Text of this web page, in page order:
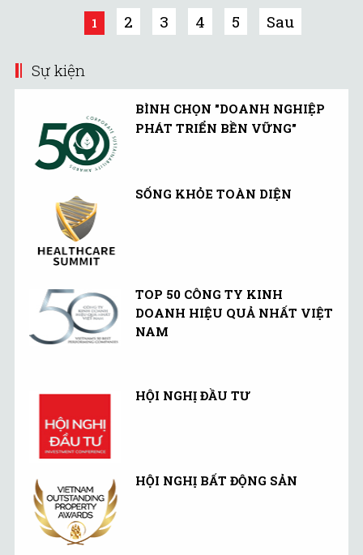
sau 3 năm "đóng cửa" với
NĐT ngoại.
1 2 3 4 5 Sau
Sự kiện
BÌNH CHỌN "DOANH NGHIỆP
PHÁT TRIỂN BỀN VỮNG"
SỐNG KHỎE TOÀN DIỆN
TOP 50 CÔNG TY KINH
DOANH HIỆU QUẢ NHẤT VIỆT
NAM
HỘI NGHỊ ĐẦU TƯ
HỘI NGHỊ BẤT ĐỘNG SẢN